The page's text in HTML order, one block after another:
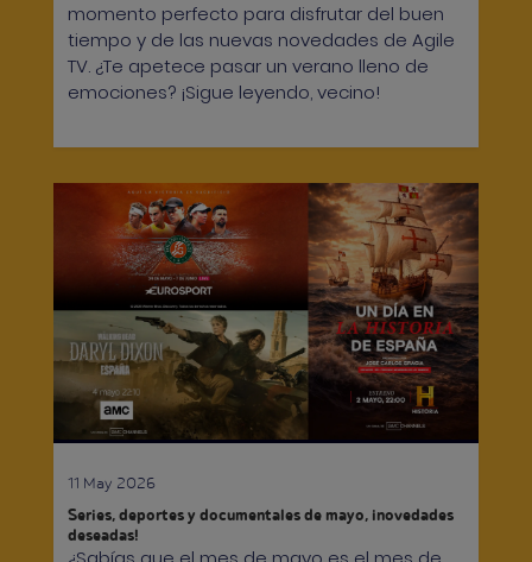
momento perfecto para disfrutar del buen
tiempo y de las nuevas novedades de Agile
TV. ¿Te apetece pasar un verano lleno de
emociones? ¡Sigue leyendo, vecino!
11 May 2026
Series, deportes y documentales de mayo, ¡novedades
deseadas!